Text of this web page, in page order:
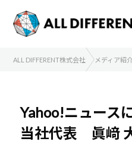
ALL DIFFERENT株式会社 メディア紹
Yahoo!ニュース
当社代表 眞﨑